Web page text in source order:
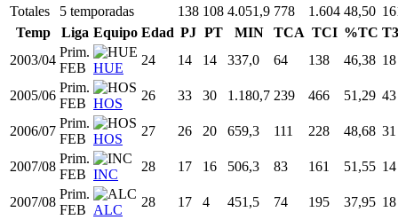
Totales
5 temporadas 138 108 4.051,9 778 1.604 48,50
Temp
Liga Equipo Edad PJ PT MIN TCA TCI %TC
2003/04
Prim.
FEB HUE
24 14 14 337,0 64 138 46,38 18
2005/06
Prim.
FEB HOS
26 33 30 1.180,7 239 466 51,29 43
2006/07
Prim.
FEB HOS
27 26 20 659,3 111 228 48,68 31
2007/08
Prim.
FEB INC
28 17 16 506,3 83 161 51,55 14
2007/08
Prim.
FEB ALC
28 17 4 451,5 74 195 37,95 18